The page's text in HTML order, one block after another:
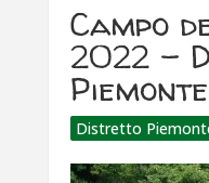
Campo
2022 –
Distretto